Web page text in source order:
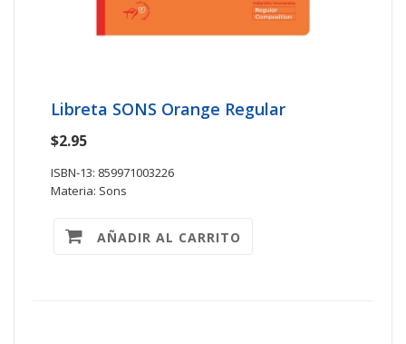
Libreta SONS Orange Regular
$2.95
ISBN-13: 859971003226
Materia: Sons
AÑADIR AL CARRITO